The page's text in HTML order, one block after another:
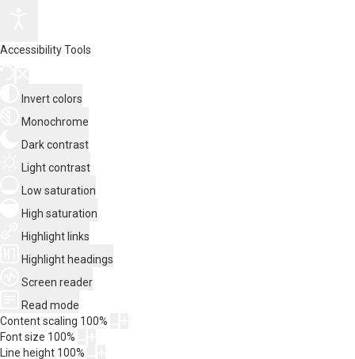
Accessibility Tools
Invert colors
Monochrome
Dark contrast
Light contrast
Low saturation
High saturation
Highlight links
Highlight headings
Screen reader
Read mode
Content scaling 100%
Font size 100%
Line height 100%